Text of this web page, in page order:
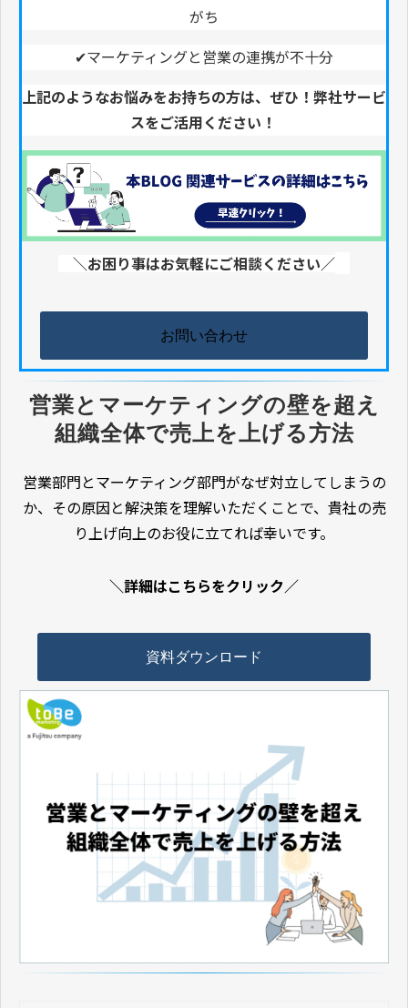
がち
✔︎マーケティングと営業の連携が不十分
上記のようなお悩みをお持ちの方は、ぜひ！弊社サービ
スをご活用ください！
＼お困り事はお気軽にご相談ください／
お問い合わせ
営業とマーケティングの壁を超え
組織全体で売上を上げる方法
営業部門とマーケティング部門がなぜ対立してしまうの
か、その原因と解決策を理解いただくことで、貴社の売
り上げ向上のお役に立てれば幸いです。
＼詳細はこちらをクリック／
資料ダウンロード